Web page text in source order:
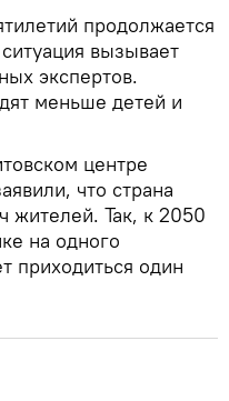
продолжается
вызывает
экспертов.
меньше детей и
центре
что страна
жителей. Так, к 2050
на одного
приходиться один